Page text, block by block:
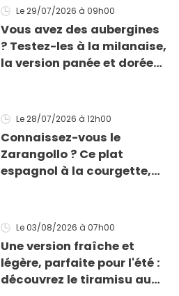
Le 29/07/2026 à 09h00
Vous avez des aubergines
? Testez-les à la milanaise,
la version panée et dorée
Le 28/07/2026 à 12h00
Connaissez-vous le
Zarangollo ? Ce plat
espagnol à la courgette,
Le 03/08/2026 à 07h00
Une version fraîche et
légère, parfaite pour l'été :
découvrez le tiramisu au